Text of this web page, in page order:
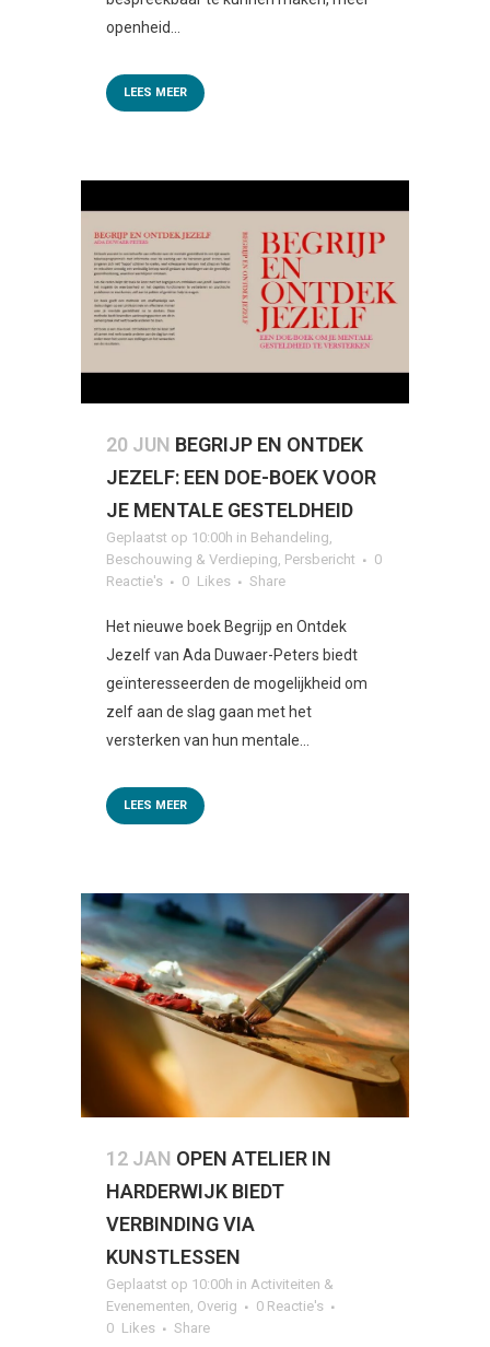
openheid...
LEES MEER
20 JUN BEGRIJP EN ONTDEK
JEZELF: EEN DOE-BOEK VOOR
JE MENTALE GESTELDHEID
Geplaatst op 10:00h in Behandeling,
Beschouwing & Verdieping, Persbericht
0
Reactie's
0 Likes Share
Het nieuwe boek Begrijp en Ontdek
Jezelf van Ada Duwaer-Peters biedt
geïnteresseerden de mogelijkheid om
zelf aan de slag gaan met het
versterken van hun mentale...
LEES MEER
12 JAN OPEN ATELIER IN
HARDERWIJK BIEDT
VERBINDING VIA
KUNSTLESSEN
Geplaatst op 10:00h in Activiteiten &
Evenementen Overig
0 Reactie's
0 Likes Share